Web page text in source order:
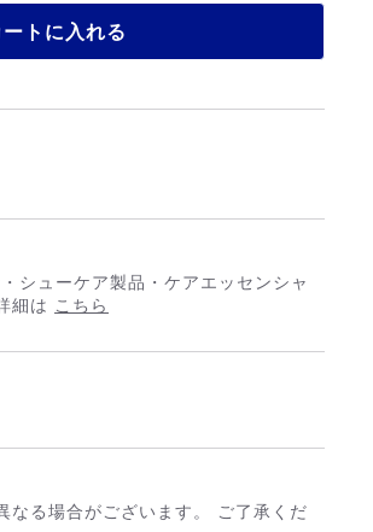
ートに入れる
シューケア製品・ケアエッセンシャ
細は こちら
なる場合がございます。 ご了承くだ